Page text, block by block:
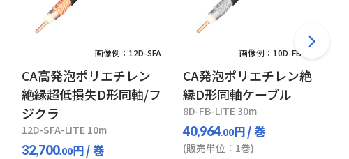
画像例：12D-SFA
CA高発泡ポリエチレン
絶縁超低損失D形同軸/フ
ジクラ
12D-SFA-LITE 10m
32,700.00円/ 巻
画像例：10D-FB-LITE
CA発泡ポリエチレン絶
縁D形同軸ケーブル
8D-FB-LITE 30m
40,964.00円/ 巻
(販売単位：1巻)